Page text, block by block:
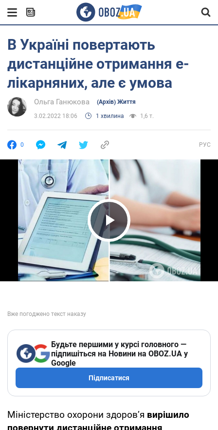
В Україні повертають
дистанційне отримання е-
лікарняних, але є умова
Ольга Ганюкова (Архів) Життя
3.02.2022 18:06 1 хвилина 1,6 т.
0 РУС
Play Video
Будьте першими у курсі головного —
підпишіться на Новини на OBOZ.UA у
Google
Підписатися
Міністерство охорони здоров’я вирішило
повернути дистанційне отримання